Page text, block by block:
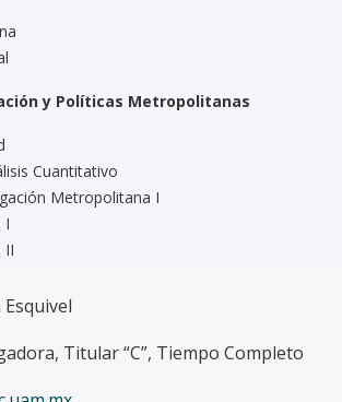
y Políticas Metropolitanas
Cuantitativo
Metropolitana I
I
II
Titular “C”, Tiempo Completo